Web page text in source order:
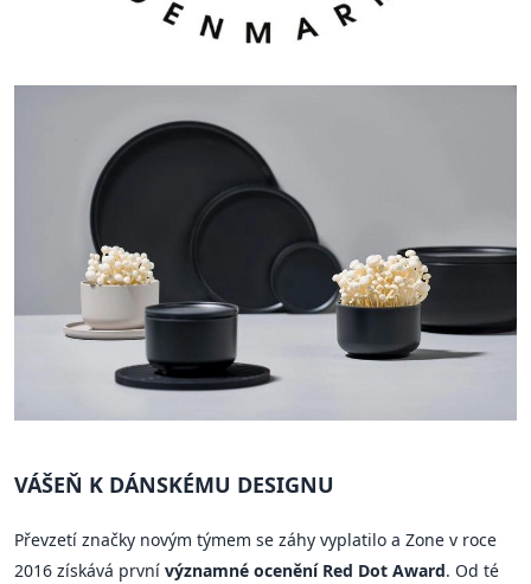
VÁŠEŇ K DÁNSKÉMU DESIGNU
Převzetí značky novým týmem se záhy vyplatilo a Zone v roce
2016 získává první významné ocenění Red Dot Award. Od té